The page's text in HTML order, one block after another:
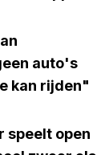
auto's
kan rijden"
speelt open